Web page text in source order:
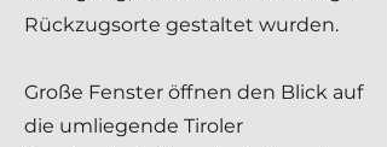
Rückzugsorte gestaltet wurden.
Große Fenster öffnen den Blick auf
die umliegende Tiroler